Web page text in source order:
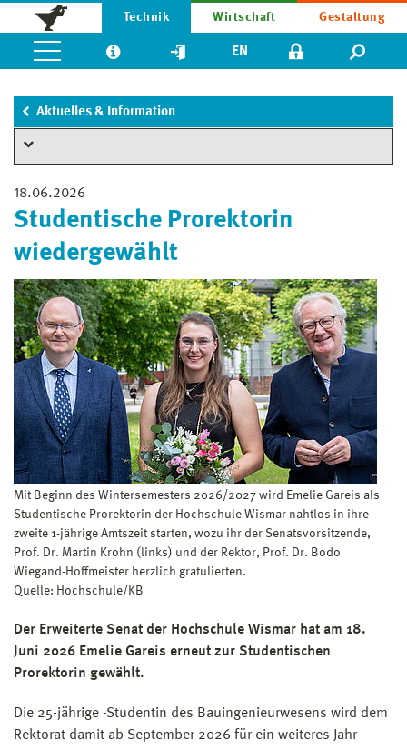
Technik Wirtschaft Gestaltung
EN
Aktuelles & Information
18.06.2026
Studentische Prorektorin
wiedergewählt
Mit Beginn des Wintersemesters 2026/2027 wird Emelie Gareis als
Studentische Prorektorin der Hochschule Wismar nahtlos in ihre
zweite 1-jährige Amtszeit starten, wozu ihr der Senatsvorsitzende,
Prof. Dr. Martin Krohn (links) und der Rektor, Prof. Dr. Bodo
Wiegand-Hoffmeister herzlich gratulierten.
Quelle: Hochschule/KB
Der Erweiterte Senat der Hochschule Wismar hat am 18.
Juni 2026 Emelie Gareis erneut zur Studentischen
Prorektorin gewählt.
Die 25-jährige -Studentin des Bauingenieurwesens wird dem
Rektorat damit ab September 2026 für ein weiteres Jahr